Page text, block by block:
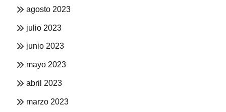
agosto 2023
julio 2023
junio 2023
mayo 2023
abril 2023
marzo 2023